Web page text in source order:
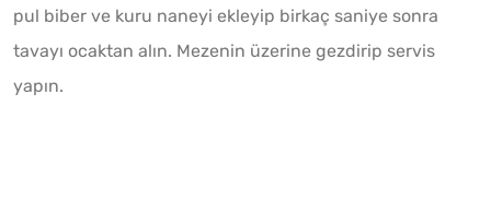
pul biber ve kuru naneyi ekleyip birkaç saniye sonra
tavayı ocaktan alın. Mezenin üzerine gezdirip servis
yapın.